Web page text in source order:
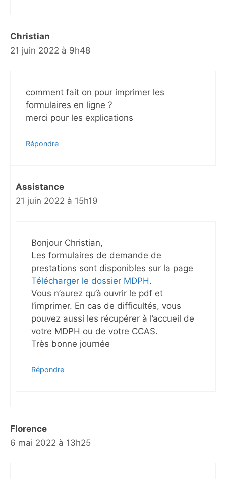
Christian
21 juin 2022 à 9h48
comment fait on pour imprimer les
formulaires en ligne ?
merci pour les explications
Répondre
Assistance
21 juin 2022 à 15h19
Bonjour Christian,
Les formulaires de demande de
prestations sont disponibles sur la page
Télécharger le dossier MDPH.
Vous n’aurez qu’à ouvrir le pdf et
l’imprimer. En cas de difficultés, vous
pouvez aussi les récupérer à l’accueil de
votre MDPH ou de votre CCAS.
Très bonne journée
Répondre
Florence
6 mai 2022 à 13h25